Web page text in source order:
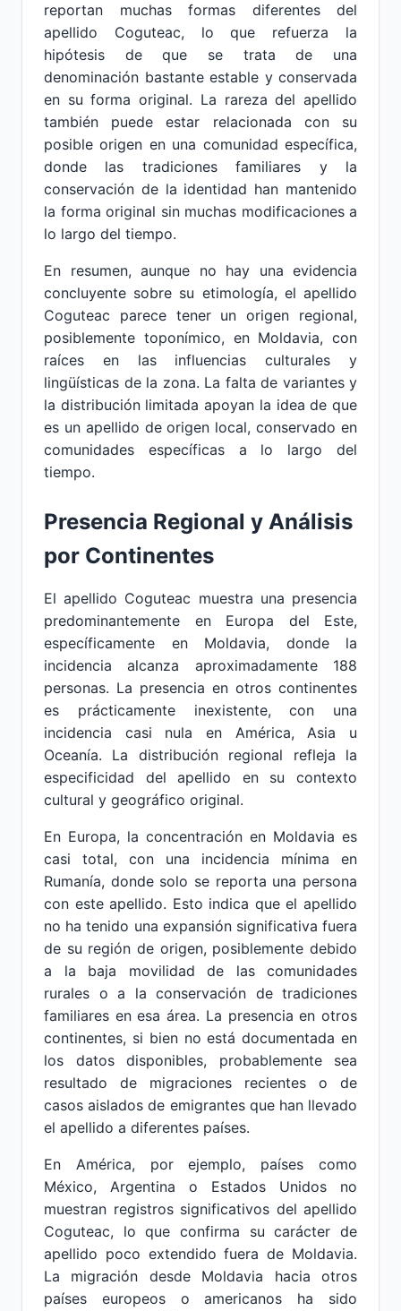
reportan muchas formas diferentes del
apellido Coguteac, lo que refuerza la
hipótesis de que se trata de una
denominación bastante estable y conservada
en su forma original. La rareza del apellido
también puede estar relacionada con su
posible origen en una comunidad específica,
donde las tradiciones familiares y la
conservación de la identidad han mantenido
la forma original sin muchas modificaciones a
lo largo del tiempo.
En resumen, aunque no hay una evidencia
concluyente sobre su etimología, el apellido
Coguteac parece tener un origen regional,
posiblemente toponímico, en Moldavia, con
raíces en las influencias culturales y
lingüísticas de la zona. La falta de variantes y
la distribución limitada apoyan la idea de que
es un apellido de origen local, conservado en
comunidades específicas a lo largo del
tiempo.
Presencia Regional y Análisis
por Continentes
El apellido Coguteac muestra una presencia
predominantemente en Europa del Este,
específicamente en Moldavia, donde la
incidencia alcanza aproximadamente 188
personas. La presencia en otros continentes
es prácticamente inexistente, con una
incidencia casi nula en América, Asia u
Oceanía. La distribución regional refleja la
especificidad del apellido en su contexto
cultural y geográfico original.
En Europa, la concentración en Moldavia es
casi total, con una incidencia mínima en
Rumanía, donde solo se reporta una persona
con este apellido. Esto indica que el apellido
no ha tenido una expansión significativa fuera
de su región de origen, posiblemente debido
a la baja movilidad de las comunidades
rurales o a la conservación de tradiciones
familiares en esa área. La presencia en otros
continentes, si bien no está documentada en
los datos disponibles, probablemente sea
resultado de migraciones recientes o de
casos aislados de emigrantes que han llevado
el apellido a diferentes países.
En América, por ejemplo, países como
México, Argentina o Estados Unidos no
muestran registros significativos del apellido
Coguteac, lo que confirma su carácter de
apellido poco extendido fuera de Moldavia.
La migración desde Moldavia hacia otros
países europeos o americanos ha sido